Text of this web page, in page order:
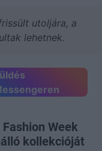
utoljára, a
lehetnek.
Week
kollekcióját